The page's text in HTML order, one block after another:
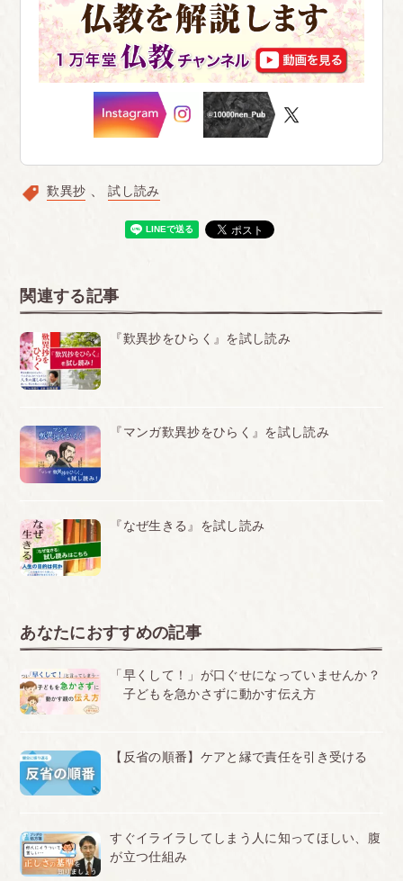
歎異抄 試し読み
関連する記事
『歎異抄をひらく』を試し読み
『マンガ歎異抄をひらく』を試し読み
『なぜ生きる』を試し読み
あなたにおすすめの記事
「早くして！」が口ぐせになっていませんか？
子どもを急かさずに動かす伝え方
【反省の順番】ケアと縁で責任を引き受ける
すぐイライラしてしまう人に知ってほしい、腹
が立つ仕組み